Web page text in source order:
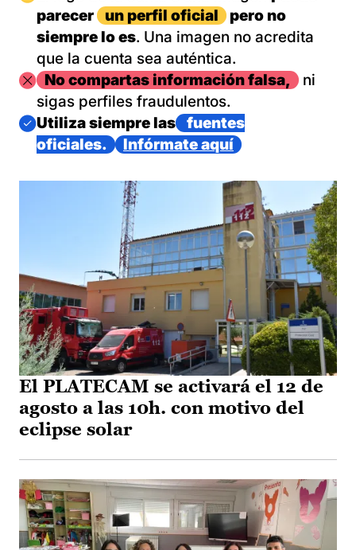
parecer
un perfil oficial
pero no
siempre lo es. Una imagen no acredita
que la cuenta sea auténtica.
ImagenNo compartas información falsa,
ni
sigas perfiles fraudulentos.
Imagen
Utiliza siempre las
fuentes
oficiales.
Infórmate aquí
El PLATECAM se activará el 12 de
agosto a las 10h. con motivo del
eclipse solar